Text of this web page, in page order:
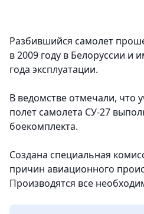
Разбившийся самолет
в 2009 году в Белоруссии и
года эксплуатации.
В ведомстве отмечали, что
полет самолета СУ-27
боекомплекта.
Создана специальная
причин авиационного
Производятся все